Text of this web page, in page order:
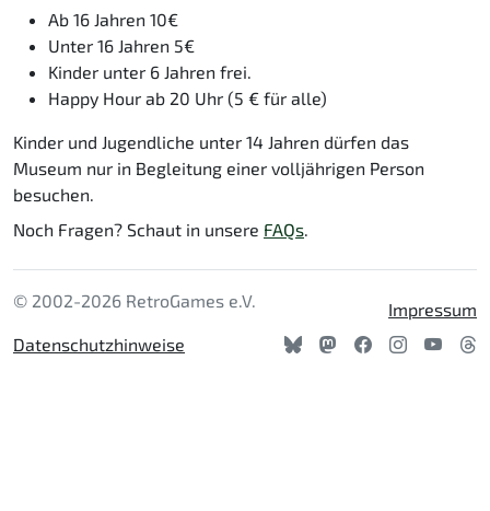
Ab 16 Jahren 10€
Unter 16 Jahren 5€
Kinder unter 6 Jahren frei.
Happy Hour ab 20 Uhr (5 € für alle)
Kinder und Jugendliche unter 14 Jahren dürfen das
Museum nur in Begleitung einer volljährigen Person
besuchen.
Noch Fragen? Schaut in unsere FAQs.
© 2002-2026 RetroGames e.V.
Impressum
Datenschutzhinweise